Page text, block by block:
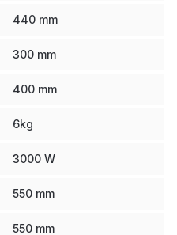
440 mm
300 mm
400 mm
6kg
3000 W
550 mm
550 mm